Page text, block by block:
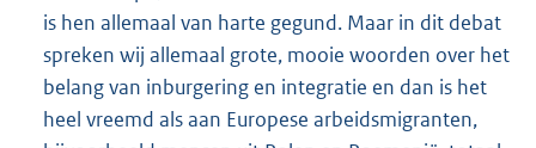
is hen allemaal van harte gegund. Maar in dit debat
spreken wij allemaal grote, mooie woorden over het
belang van inburgering en integratie en dan is het
heel vreemd als aan Europese arbeidsmigranten,